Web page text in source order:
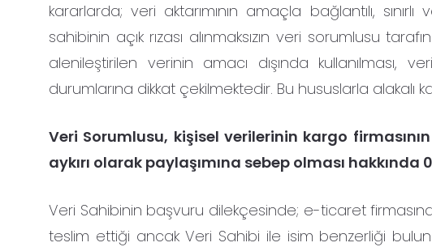
kararlarda; veri aktarımının amaçla bağlantılı,
sahibinin açık rızası alınmaksızın veri sorumlusu
alenileştirilen verinin amacı dışında kullanılması,
durumlarına dikkat çekilmektedir. Bu hususlarla alakalı
Veri Sorumlusu, kişisel verilerinin kargo
aykırı olarak paylaşımına sebep olması
Veri Sahibinin başvuru dilekçesinde; e-ticaret
teslim ettiği ancak Veri Sahibi ile isim benzerliği